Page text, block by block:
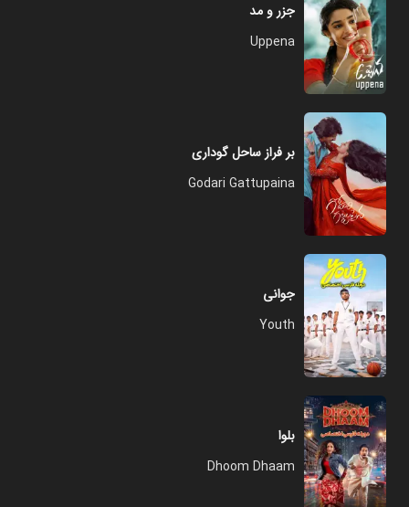
جزر و مد
Uppena
بر فراز ساحل گوداری
Godari Gattupaina
جوانی
Youth
بلوا
Dhoom Dhaam